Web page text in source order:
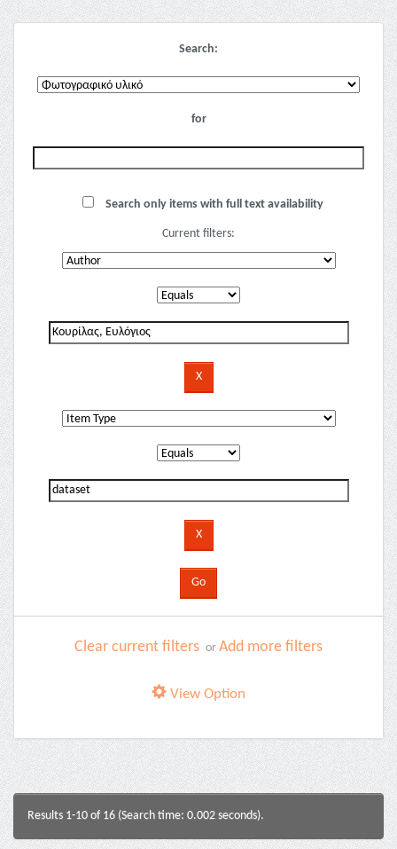
Search:
for
Search only items with full text availability
Current filters:
Clear current filters or Add more filters
View Option
Results 1-10 of 16 (Search time: 0.002 seconds).